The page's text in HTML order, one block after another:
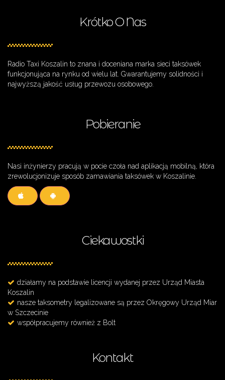
Krótko O Nas
Radio Taxi Koszalin to znana i doceniana marka sieci taksówek
funkcjonująca na rynku od wielu lat. Gwarantujemy solidności i
najwyższą jakość usług przewozu osobowego.
Pobieranie
Nasi inżynierzy pracują w pocie czoła nad aplikacją mobilną, która
zrewolucjonizuje sposób zamawiania taksówek w Koszalinie.
Ciekawostki
działamy na podstawie licencji wydanej przez Urząd Miasta
Koszalin
nasze taksometry legalizowane są przez Okręgowy Urząd Miar
w Szczecinie
współpracujemy również z Bolt
Kontakt